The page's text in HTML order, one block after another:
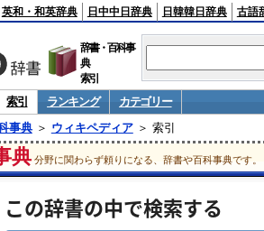
英和・和英辞典 日中中日辞典 日韓韓日辞典 古語
辞書・百科事
典
索引
索引 ランキング
カテゴリー
事典＞ ウィキペディア＞ 索引
典 分野に関わらず頼りになる、辞書や百科事典です。
この辞書の中で検索する